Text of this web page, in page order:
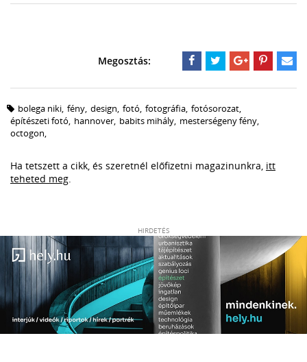
bolega niki, fény, design, fotó, fotográfia, fotósorozat,
építészeti fotó, hannover, babits mihály, mesterségeny fény,
octogon,
Ha tetszett a cikk, és szeretnél előfizetni magazinunkra, itt
teheted meg
HIRDETÉS